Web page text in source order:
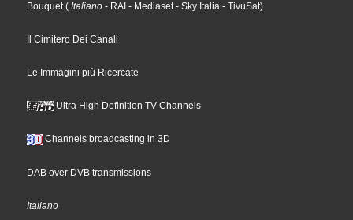
Bouquet( Italiano - RAI - Mediaset- Sky Italia - TivùSat)
Il Cimitero Dei Canali
Le Immagini più Ricercate
Ultra High Definition TV Channels
Channels broadcasting in 3D
DAB over DVB transmissions
Italiano